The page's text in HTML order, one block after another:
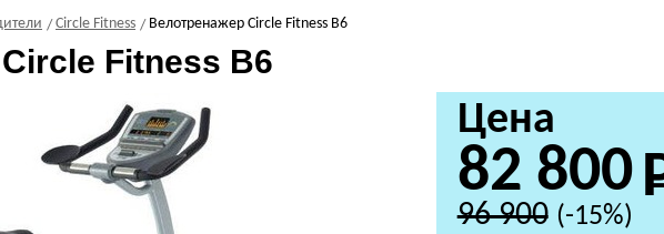
Circle Fitness Велотренажер Circle Fitness B6
Fitness B6
Цена
82 800
96 900 (-15%)